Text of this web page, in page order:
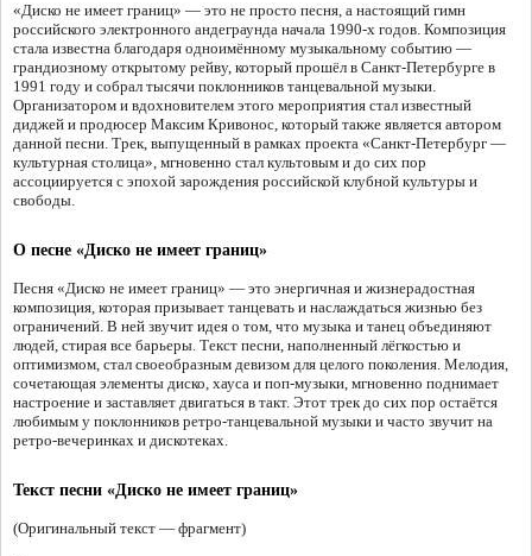
«Диско не имеет границ» — это не просто песня, а настоящий гимн
российского электронного андеграунда начала 1990-х годов. Композиция
стала известна благодаря одноимённому музыкальному событию —
грандиозному открытому рейву, который прошёл в Санкт-Петербурге в
1991 году и собрал тысячи поклонников танцевальной музыки.
Организатором и вдохновителем этого мероприятия стал известный
диджей и продюсер Максим Кривонос, который также является автором
данной песни. Трек, выпущенный в рамках проекта «Санкт-Петербург —
культурная столица», мгновенно стал культовым и до сих пор
ассоциируется с эпохой зарождения российской клубной культуры и
свободы.
О песне «Диско не имеет границ»
Песня «Диско не имеет границ» — это энергичная и жизнерадостная
композиция, которая призывает танцевать и наслаждаться жизнью без
ограничений. В ней звучит идея о том, что музыка и танец объединяют
людей, стирая все барьеры. Текст песни, наполненный лёгкостью и
оптимизмом, стал своеобразным девизом для целого поколения. Мелодия,
сочетающая элементы диско, хауса и поп-музыки, мгновенно поднимает
настроение и заставляет двигаться в такт. Этот трек до сих пор остаётся
любимым у поклонников ретро-танцевальной музыки и часто звучит на
ретро-вечеринках и дискотеках.
Текст песни «Диско не имеет границ»
(Оригинальный текст — фрагмент)